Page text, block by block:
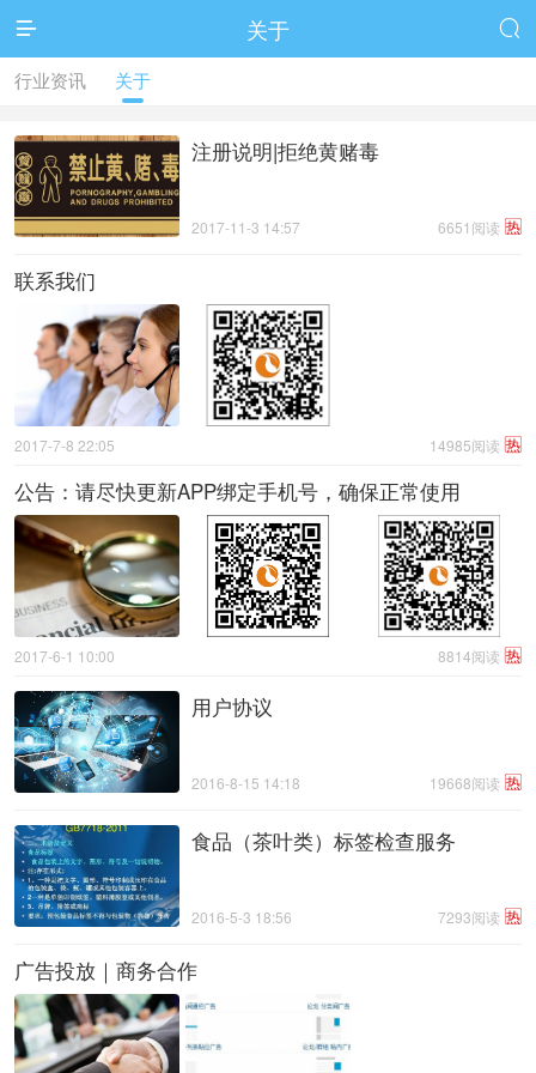
 关于 
行业资讯 关于
注册说明|拒绝黄赌毒
热
6651阅读
2017-11-3 14:57
联系我们
热
14985阅读
2017-7-8 22:05
公告：请尽快更新APP绑定手机号，确保正常使用
热
8814阅读
2017-6-1 10:00
用户协议
热
19668阅读
2016-8-15 14:18
食品（茶叶类）标签检查服务
热
7293阅读
2016-5-3 18:56
广告投放｜商务合作